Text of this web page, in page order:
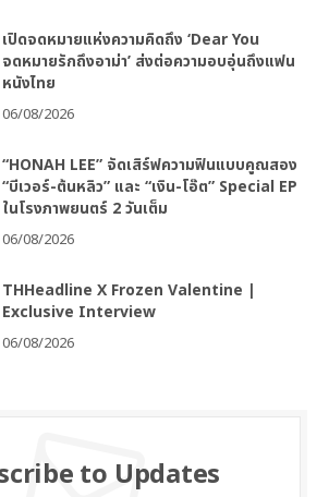
เปิดจดหมายแห่งความคิดถึง ‘Dear You
จดหมายรักถึงอาม่า’ ส่งต่อความอบอุ่นถึงแฟน
หนังไทย
06/08/2026
“HONAH LEE” จัดเสิร์ฟความฟินแบบคูณสอง
“บีเวอร์-ต้นหลิว” และ “เงิน-โอ๊ต” Special EP
ในโรงภาพยนตร์ 2 วันเต็ม
06/08/2026
THHeadline X Frozen Valentine |
Exclusive Interview
06/08/2026
to Updates